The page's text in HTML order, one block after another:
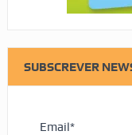
SUBSCREVER
Email*